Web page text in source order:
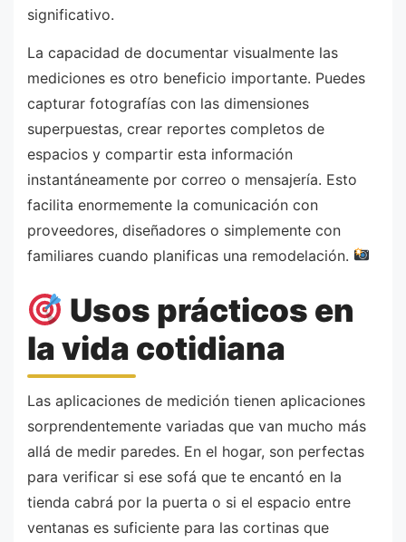
significativo.
La capacidad de documentar visualmente las
mediciones es otro beneficio importante. Puedes
capturar fotografías con las dimensiones
superpuestas, crear reportes completos de
espacios y compartir esta información
instantáneamente por correo o mensajería. Esto
facilita enormemente la comunicación con
proveedores, diseñadores o simplemente con
familiares cuando planificas una remodelación.
Usos prácticos en
la vida cotidiana
Las aplicaciones de medición tienen aplicaciones
sorprendentemente variadas que van mucho más
allá de medir paredes. En el hogar, son perfectas
para verificar si ese sofá que te encantó en la
tienda cabrá por la puerta o si el espacio entre
ventanas es suficiente para las cortinas que